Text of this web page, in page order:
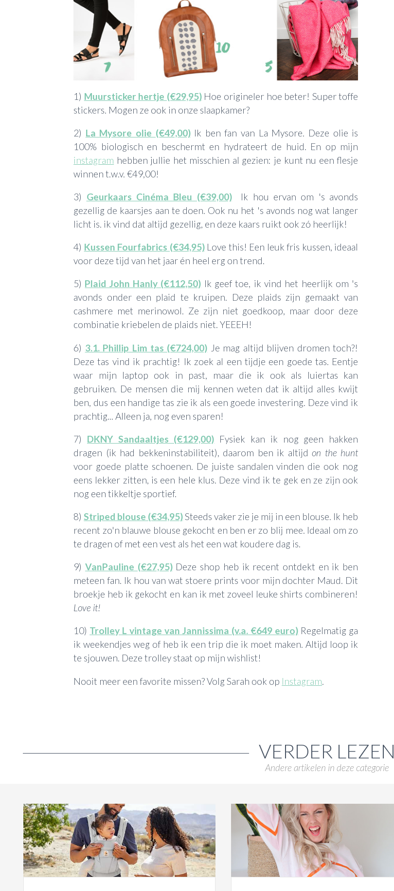
1) Muursticker hertje (€29,95)Hoe origineler hoe beter! Super toffe
stickers. Mogen ze ook in onze slaapkamer?
2) La Mysore olie (€49,00)Ik ben fan van La Mysore. Deze olie is
100% biologisch en beschermt en hydrateert de huid. En op mijn
instagram hebben jullie het misschien al gezien: je kunt nu een flesje
winnen t.w.v. €49,00!
3) Geurkaars Cinéma Bleu (€39,00)Ik hou ervan om 's avonds
gezellig de kaarsjes aan te doen. Ook nu het 's avonds nog wat langer
licht is. ik vind dat altijd gezellig, en deze kaars ruikt ook zó heerlijk!
4) Kussen Fourfabrics (€34,95)Love this! Een leuk fris kussen, ideaal
voor deze tijd van het jaar én heel erg on trend.
5) Plaid John Hanly (€112,50) Ik geef toe, ik vind het heerlijk om 's
avonds onder een plaid te kruipen. Deze plaids zijn gemaakt van
cashmere met merinowol. Ze zijn niet goedkoop, maar door deze
combinatie kriebelen de plaids niet. YEEEH!
6) 3.1. Phillip Lim tas (€724,00) Je mag altijd blijven dromen toch?!
Deze tas vind ik prachtig! Ik zoek al een tijdje een goede tas. Eentje
waar mijn laptop ook in past, maar die ik ook als luiertas kan
gebruiken. De mensen die mij kennen weten dat ik altijd alles kwijt
ben, dus een handige tas zie ik als een goede investering. Deze vind ik
prachtig... Alleen ja, nog even sparen!
7) DKNY Sandaaltjes (€129,00) Fysiek kan ik nog geen hakken
dragen (ik had bekkeninstabiliteit), daarom ben ik altijdon the hunt
voor goede platte schoenen. De juiste sandalen vinden die ook nog
eens lekker zitten, is een hele klus. Deze vind ik te gek en ze zijn ook
nog een tikkeltje sportief.
8)Striped blouse (€34,95)Steeds vaker zie je mij in een blouse. Ik heb
recent zo'n blauwe blouse gekocht en ben er zo blij mee. Ideaal om zo
te dragen of met een vest als het een wat koudere dag is.
9) VanPauline (€27,95)Deze shop heb ik recent ontdekt en ik ben
meteen fan. Ik hou van wat stoere prints voor mijn dochter Maud. Dit
broekje heb ik gekocht en kan ik met zoveel leuke shirts combineren!
Love it!
10) Trolley L vintage van Jannissima (v.a. €649 euro) Regelmatig ga
ik weekendjes weg of heb ik een trip die ik moet maken. Altijd loop ik
te sjouwen. Deze trolley staat op mijn wishlist!
Nooit meer een favorite missen? Volg Sarah ook op Instagram
VERDER LEZEN
Andere artikelen in deze categorie